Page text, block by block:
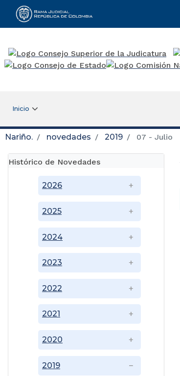
Rama Judicial
Inicio
Nariño. novedades 2019 07 - Julio
Histórico de Novedades
2019
2020
2021
2022
2023
2024
2025
2026